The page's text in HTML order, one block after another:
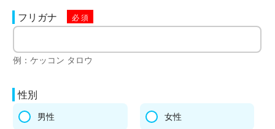
フリガナ
例：ケッコン タロウ
性別
男性 女性